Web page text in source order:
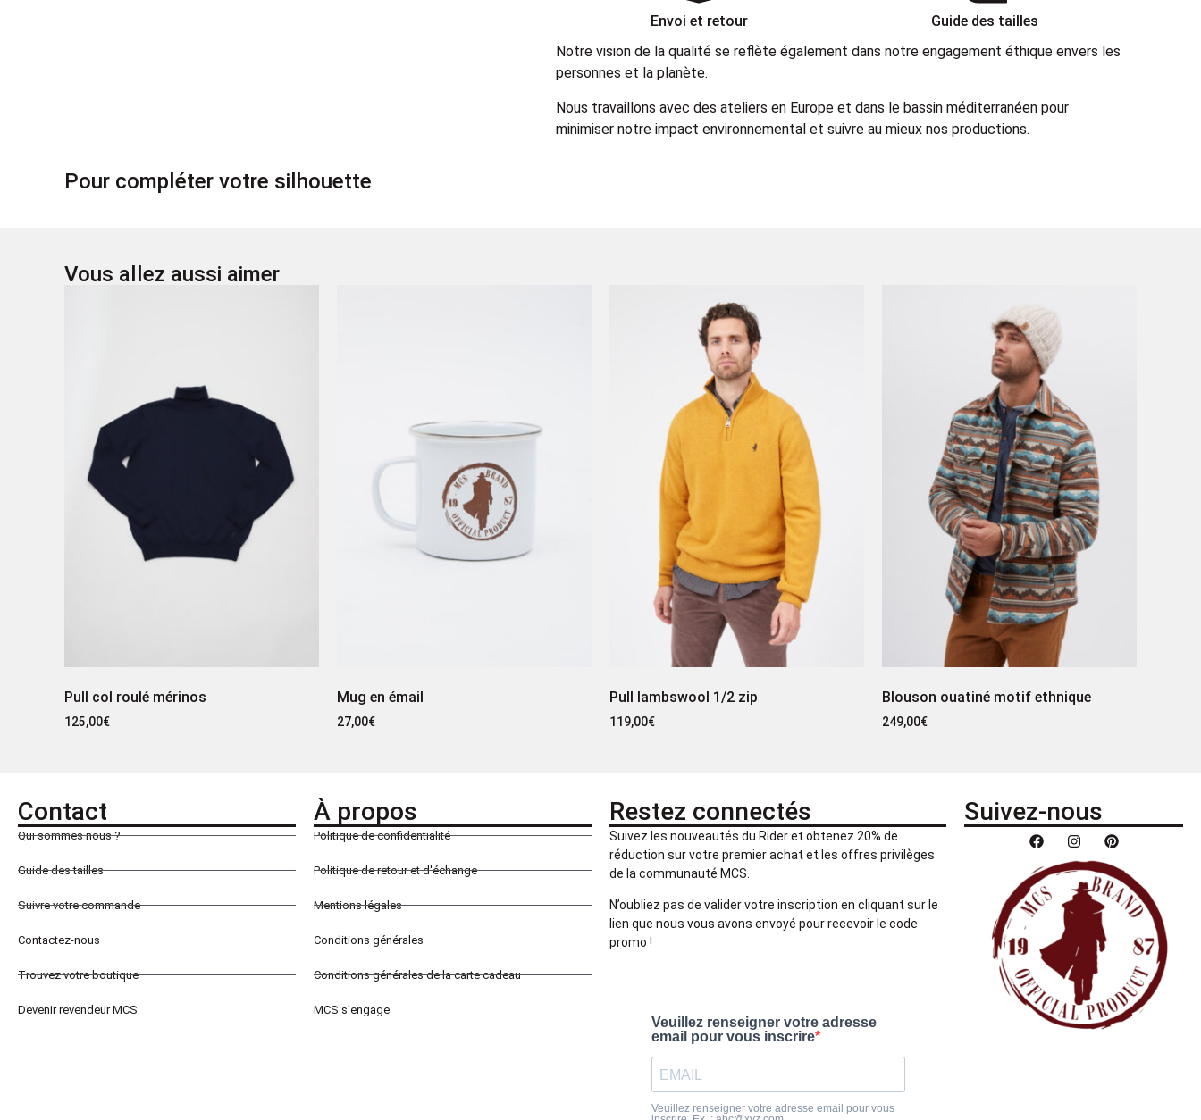
Envoi et retour
Guide des tailles
Notre vision de la qualité se reflète également dans notre engagement éthique envers les
personnes et la planète.
Nous travaillons avec des ateliers en Europe et dans le bassin méditerranéen pour
minimiser notre impact environnemental et suivre au mieux nos productions.
Pour compléter votre silhouette
Vous allez aussi aimer
Pull col roulé mérinos
125,00€
Mug en émail
27,00€
Pull lambswool 1/2 zip
119,00€
Blouson ouatiné motif ethnique
249,00€
Contact
Qui sommes nous ?
Guide des tailles
Suivre votre commande
Contactez-nous
Trouvez votre boutique
Devenir revendeur MCS
À propos
Politique de confidentialité
Politique de retour et d'échange
Mentions légales
Conditions générales
Conditions générales de la carte cadeau
MCS s'engage
Restez connectés
Suivez les nouveautés du Rider et obtenez 20% de
réduction sur votre premier achat et les offres privilèges
de la communauté MCS.
N’oubliez pas de valider votre inscription en cliquant sur le
lien que nous vous avons envoyé pour recevoir le code
promo !
Veuillez renseigner votre adresse
email pour vous inscrire
Veuillez renseigner votre adresse email pour vous
Suivez-nous